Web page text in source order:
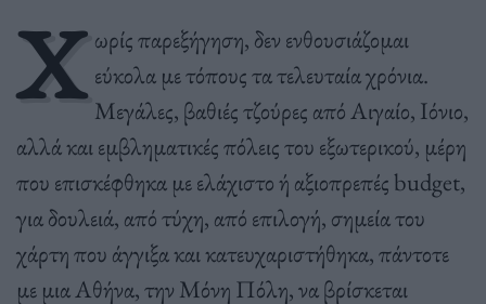
Χ ωρίς παρεξήγηση, δεν ενθουσιάζομαι
εύκολα με τόπους τα τελευταία χρόνια.
Μεγάλες, βαθιές τζούρες από Αιγαίο, Ιόνιο,
αλλά και εμβληματικές πόλεις του εξωτερικού, μέρη
που επισκέφθηκα με ελάχιστο ή αξιοπρεπές budget,
για δουλειά, από τύχη, από επιλογή, σημεία του
χάρτη που άγγιξα και κατευχαριστήθηκα, πάντοτε
με μια Αθήνα, την Μόνη Πόλη, να βρίσκεται